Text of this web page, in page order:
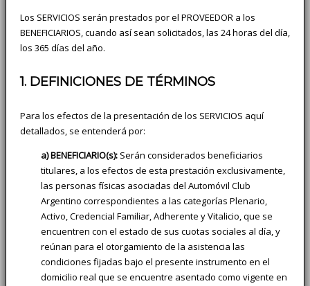
Los SERVICIOS serán prestados por el PROVEEDOR a los
BENEFICIARIOS, cuando así sean solicitados, las 24 horas del día,
los 365 días del año.
1. DEFINICIONES DE TÉRMINOS
Para los efectos de la presentación de los SERVICIOS aquí
detallados, se entenderá por:
a) BENEFICIARIO(s): Serán considerados beneficiarios
titulares, a los efectos de esta prestación exclusivamente,
las personas físicas asociadas del Automóvil Club
Argentino correspondientes a las categorías Plenario,
Activo, Credencial Familiar, Adherente y Vitalicio, que se
encuentren con el estado de sus cuotas sociales al día, y
reúnan para el otorgamiento de la asistencia las
condiciones fijadas bajo el presente instrumento en el
domicilio real que se encuentre asentado como vigente en